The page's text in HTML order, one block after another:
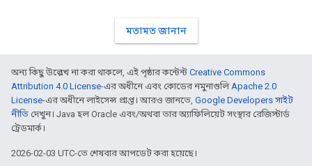
মতামত জানান
অন্য কিছু উল্লেখ না করা থাকলে, এই পৃষ্ঠার কন্টেন্ট Creative Commons
Attribution 4.0 License-এর অধীনে এবং কোডের নমুনাগুলিApache 2.0
License-এর অধীনে লাইসেন্স প্রাপ্ত। আরও জানতে, Google Developers সাইট
নীতি দেখুন। Java হল Oracle এবং/অথবা তার অ্যাফিলিয়েট সংস্থার রেজিস্টার্ড
ট্রেডমার্ক।
2026-02-03 UTC-তে শেষবার আপডেট করা হয়েছে।